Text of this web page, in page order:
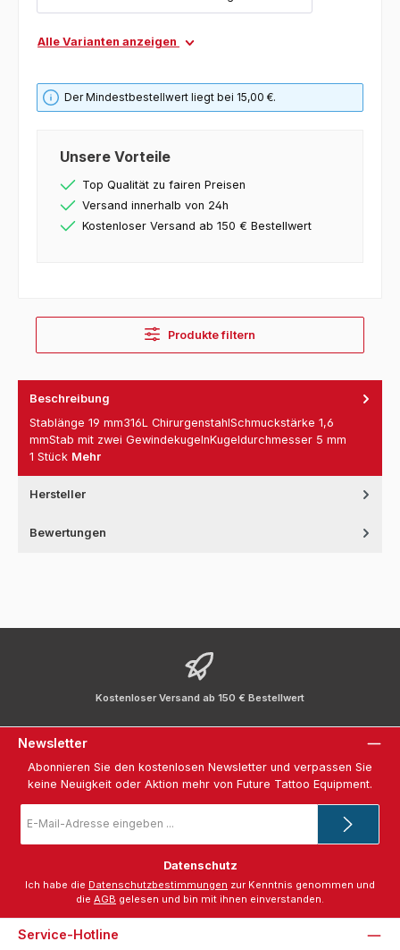
Alle Varianten anzeigen
Der Mindestbestellwert liegt bei 15,00 €.
Unsere Vorteile
Top Qualität zu fairen Preisen
Versand innerhalb von 24h
Kostenloser Versand ab 150 € Bestellwert
Produkte filtern
Beschreibung
Stablänge 19 mm316L ChirurgenstahlSchmuckstärke 1,6
mmStab mit zwei GewindekugelnKugeldurchmesser 5 mm
1 Stück Mehr
Hersteller
Bewertungen
Kostenloser Versand ab 150 € Bestellwert
Newsletter
Abonnieren Sie den kostenlosen Newsletter und verpassen Sie
keine Neuigkeit oder Aktion mehr von Future Tattoo Equipment.
Mail-
*
Datenschutz
Ich habe die Datenschutzbestimmungen zur Kenntnis genommen und
die AGB gelesen und bin mit ihnen einverstanden.
Service-Hotline